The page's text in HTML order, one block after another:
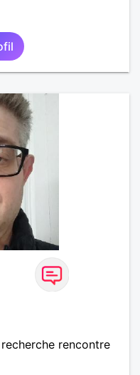
rencontre